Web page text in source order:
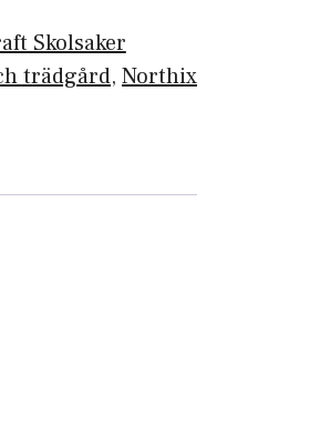
Skolsaker
trädgård, Northix